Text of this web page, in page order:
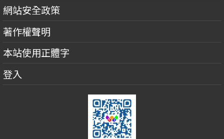
網站安全政策
著作權聲明
本站使用正體字
登入